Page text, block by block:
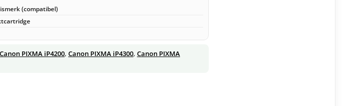
(compatibel)
Canon PIXMA iP4200, Canon PIXMA iP4300, Canon PIXMA